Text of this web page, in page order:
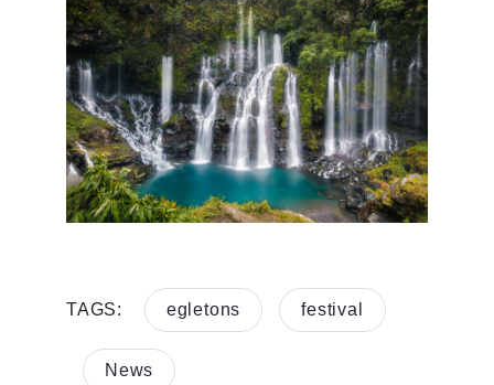
TAGS: egletons festival
News